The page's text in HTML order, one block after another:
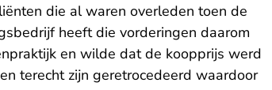
die al waren overleden toen de
heeft die vorderingen daarom
en wilde dat de koopprijs werd
terecht zijn geretrocedeerd waardoor